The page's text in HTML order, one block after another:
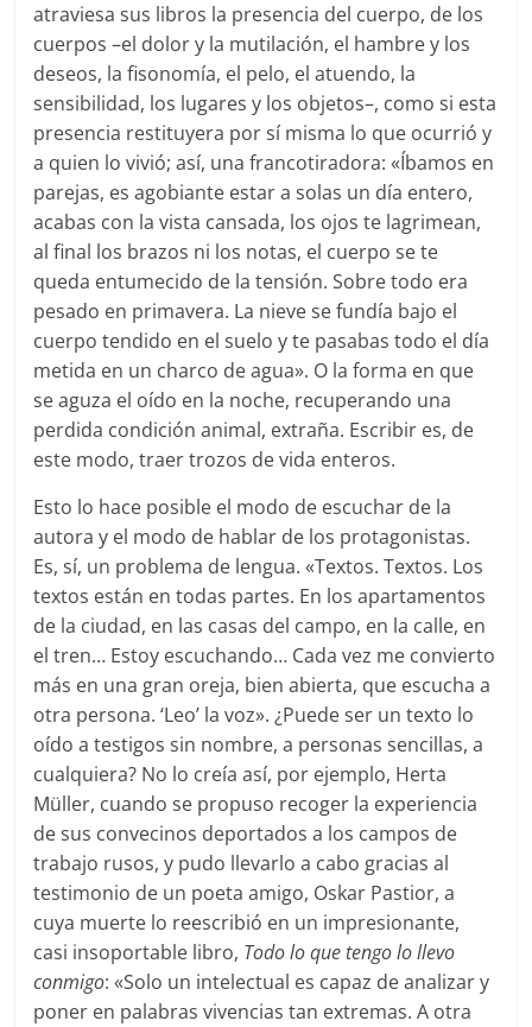
atraviesa sus libros la presencia del cuerpo, de los
cuerpos –el dolor y la mutilación, el hambre y los
deseos, la fisonomía, el pelo, el atuendo, la
sensibilidad, los lugares y los objetos–, como si esta
presencia restituyera por sí misma lo que ocurrió y
a quien lo vivió; así, una francotiradora: «Íbamos en
parejas, es agobiante estar a solas un día entero,
acabas con la vista cansada, los ojos te lagrimean,
al final los brazos ni los notas, el cuerpo se te
queda entumecido de la tensión. Sobre todo era
pesado en primavera. La nieve se fundía bajo el
cuerpo tendido en el suelo y te pasabas todo el día
metida en un charco de agua». O la forma en que
se aguza el oído en la noche, recuperando una
perdida condición animal, extraña. Escribir es, de
este modo, traer trozos de vida enteros.
Esto lo hace posible el modo de escuchar de la
autora y el modo de hablar de los protagonistas.
Es, sí, un problema de lengua. «Textos. Textos. Los
textos están en todas partes. En los apartamentos
de la ciudad, en las casas del campo, en la calle, en
el tren… Estoy escuchando… Cada vez me convierto
más en una gran oreja, bien abierta, que escucha a
otra persona. ‘Leo’ la voz». ¿Puede ser un texto lo
oído a testigos sin nombre, a personas sencillas, a
cualquiera? No lo creía así, por ejemplo, Herta
Müller, cuando se propuso recoger la experiencia
de sus convecinos deportados a los campos de
trabajo rusos, y pudo llevarlo a cabo gracias al
testimonio de un poeta amigo, Oskar Pastior, a
cuya muerte lo reescribió en un impresionante,
casi insoportable libro, Todo lo que tengo lo llevo
conmigo: «Solo un intelectual es capaz de analizar y
poner en palabras vivencias tan extremas. A otra